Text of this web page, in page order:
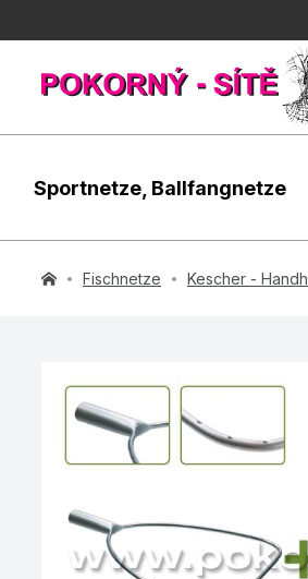
Sportnetze, Ballfangnetze
Fischnetze Kescher -